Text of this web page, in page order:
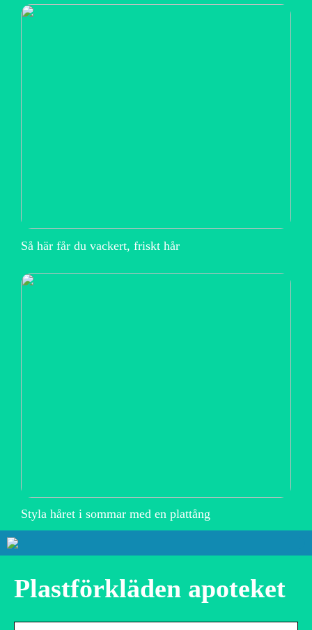
Så här får du vackert, friskt hår
Styla håret i sommar med en plattång
Plastförkläden apoteket